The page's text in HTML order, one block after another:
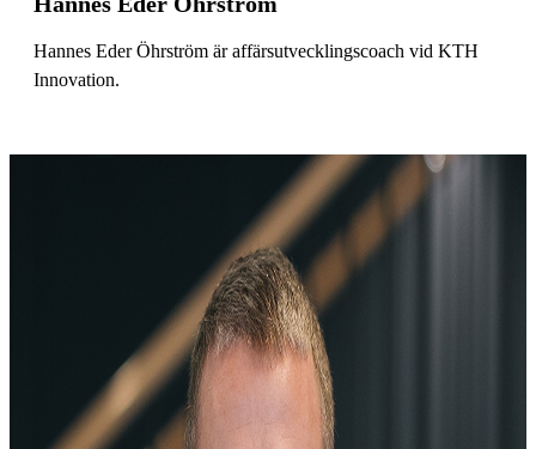
Hannes Eder Öhrström är affärsutvecklingscoach vid KTH
Innovation.